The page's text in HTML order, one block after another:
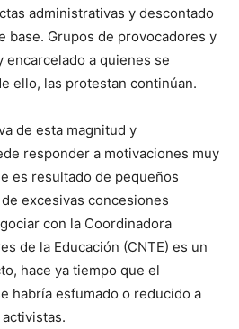
administrativas y descontado
base. Grupos de provocadores y
encarcelado a quienes se
ello, las protestan continúan.
de esta magnitud y
responder a motivaciones muy
es resultado de pequeños
excesivas concesiones
con la Coordinadora
de la Educación (CNTE) es un
hace ya tiempo que el
habría esfumado o reducido a